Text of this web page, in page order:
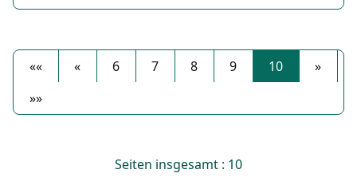
«« « 6 7 8 9 10
»
»»
Seiten insgesamt : 10